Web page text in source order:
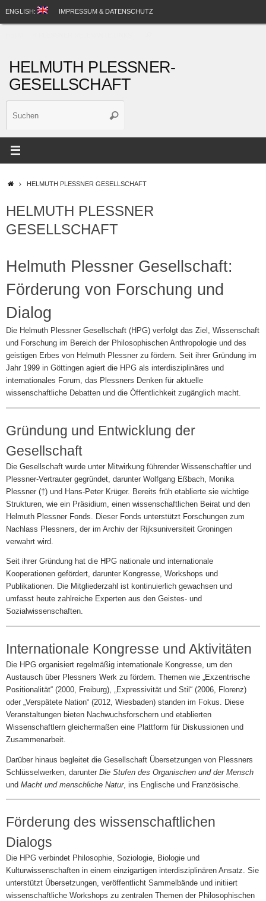
ENGLISH: IMPRESSUM & DATENSCHUTZ
HELMUTH PLESSNER-
GESELLSCHAFT
Suchen
STARTSEITE
HELMUTH PLESSNER GESELLSCHAFT
HELMUTH PLESSNER
GESELLSCHAFT
Helmuth Plessner Gesellschaft:
Förderung von Forschung und
Dialog
Die Helmuth Plessner Gesellschaft (HPG) verfolgt das Ziel, Wissenschaft
und Forschung im Bereich der Philosophischen Anthropologie und des
geistigen Erbes von Helmuth Plessner zu fördern. Seit ihrer Gründung im
Jahr 1999 in Göttingen agiert die HPG als interdisziplinäres und
internationales Forum, das Plessners Denken für aktuelle
wissenschaftliche Debatten und die Öffentlichkeit zugänglich macht.
Gründung und Entwicklung der
Gesellschaft
Die Gesellschaft wurde unter Mitwirkung führender Wissenschaftler und
Plessner-Vertrauter gegründet, darunter Wolfgang Eßbach, Monika
Plessner (†) und Hans-Peter Krüger. Bereits früh etablierte sie wichtige
Strukturen, wie ein Präsidium, einen wissenschaftlichen Beirat und den
Helmuth Plessner Fonds. Dieser Fonds unterstützt Forschungen zum
Nachlass Plessners, der im Archiv der Rijksuniversiteit Groningen
verwahrt wird.
Seit ihrer Gründung hat die HPG nationale und internationale
Kooperationen gefördert, darunter Kongresse, Workshops und
Publikationen. Die Mitgliederzahl ist kontinuierlich gewachsen und
umfasst heute zahlreiche Experten aus den Geistes- und
Sozialwissenschaften.
Internationale Kongresse und Aktivitäten
Die HPG organisiert regelmäßig internationale Kongresse, um den
Austausch über Plessners Werk zu fördern. Themen wie „Exzentrische
Positionalität“ (2000, Freiburg), „Expressivität und Stil“ (2006, Florenz)
oder „Verspätete Nation“ (2012, Wiesbaden) standen im Fokus. Diese
Veranstaltungen bieten Nachwuchsforschern und etablierten
Wissenschaftlern gleichermaßen eine Plattform für Diskussionen und
Zusammenarbeit.
Darüber hinaus begleitet die Gesellschaft Übersetzungen von Plessners
Schlüsselwerken, darunter Die Stufen des Organischen und der Mensch
und Macht und menschliche Natur, ins Englische und Französische.
Förderung des wissenschaftlichen
Dialogs
Die HPG verbindet Philosophie, Soziologie, Biologie und
Kulturwissenschaften in einem einzigartigen interdisziplinären Ansatz. Sie
unterstützt Übersetzungen, veröffentlicht Sammelbände und initiiert
wissenschaftliche Workshops zu zentralen Themen der Philosophischen